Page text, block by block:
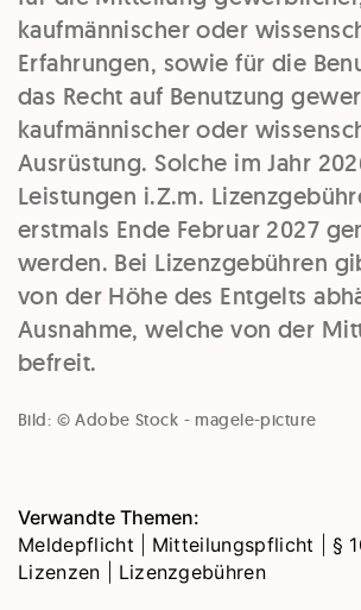
kaufmännischer oder
Erfahrungen, sowie für die
das Recht auf Benutzung
kaufmännischer oder
Ausrüstung. Solche im Jahr
Leistungen i.Z.m.
erstmals Ende Februar 2027
werden. Bei Lizenzgebühren
von der Höhe des Entgelts
Ausnahme, welche von der
befreit.
Bild: © Adobe Stock - magele-picture
Verwandte Themen:
Meldepflicht
Mitteilungspflicht §
Lizenzen
Lizenzgebühren